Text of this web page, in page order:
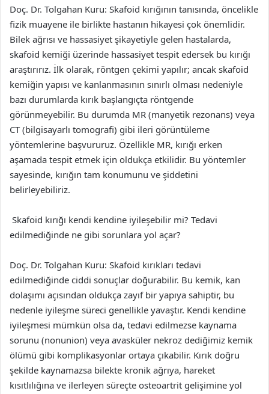
Doç. Dr. Tolgahan Kuru: Skafoid kırığının tanısında, öncelikle
fizik muayene ile birlikte hastanın hikayesi çok önemlidir.
Bilek ağrısı ve hassasiyet şikayetiyle gelen hastalarda,
skafoid kemiği üzerinde hassasiyet tespit edersek bu kırığı
araştırırız. İlk olarak, röntgen çekimi yapılır; ancak skafoid
kemiğin yapısı ve kanlanmasının sınırlı olması nedeniyle
bazı durumlarda kırık başlangıçta röntgende
görünmeyebilir. Bu durumda MR (manyetik rezonans) veya
CT (bilgisayarlı tomografi) gibi ileri görüntüleme
yöntemlerine başvururuz. Özellikle MR, kırığı erken
aşamada tespit etmek için oldukça etkilidir. Bu yöntemler
sayesinde, kırığın tam konumunu ve şiddetini
belirleyebiliriz.
Skafoid kırığı kendi kendine iyileşebilir mi? Tedavi
edilmediğinde ne gibi sorunlara yol açar?
Doç. Dr. Tolgahan Kuru: Skafoid kırıkları tedavi
edilmediğinde ciddi sonuçlar doğurabilir. Bu kemik, kan
dolaşımı açısından oldukça zayıf bir yapıya sahiptir, bu
nedenle iyileşme süreci genellikle yavaştır. Kendi kendine
iyileşmesi mümkün olsa da, tedavi edilmezse kaynama
sorunu (nonunion) veya avasküler nekroz dediğimiz kemik
ölümü gibi komplikasyonlar ortaya çıkabilir. Kırık doğru
şekilde kaynamazsa bilekte kronik ağrıya, hareket
kısıtlılığına ve ilerleyen süreçte osteoartrit gelişimine yol